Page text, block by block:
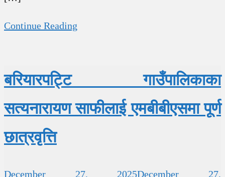
Continue Reading
बरियारपट्टि गाउँपालिकाका
सत्यनारायण साफीलाई एमबीबीएसमा पूर्ण
छात्रवृत्ति
December 27, 2025December 27,